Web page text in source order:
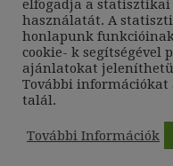
elfogadja a
használatát. A
honlapunk
cookie- k segítségével
ajánlatokat
További információkat
talál.
További Információk